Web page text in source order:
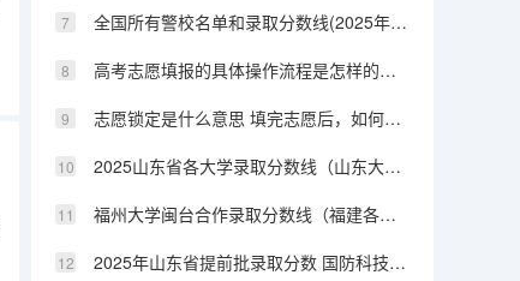
全国所有警校名单和录取分数线(2025年参考) 陕西提前批警校录取分数
高考志愿填报的具体操作流程是怎样的（江西高考志愿填报详细步骤）
志愿锁定是什么意思 填完志愿后，如何快速知道自己是否被录取
2025山东省各大学录取分数线（山东大学排名及录取分数线）
福州大学闽台合作录取分数线（福建各所大学法学系的分数线2025）
2025年山东省提前批录取分数 国防科技大学提前批山东录取分数线